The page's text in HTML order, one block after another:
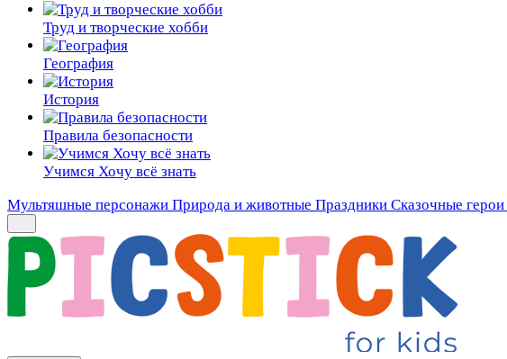
Труд и творческие хобби
География
История
Правила безопасности
Учимся Хочу всё знать
Мультяшные персонажи Природа и животные Праздники Сказочные герои